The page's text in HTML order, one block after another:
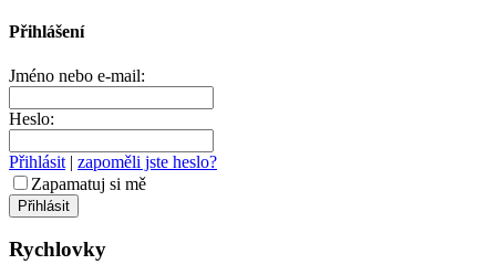
Přihlášení
Jméno nebo e-mail:
Heslo:
Přihlásit | zapoměli jste heslo?
Zapamatuj si mě
Rychlovky